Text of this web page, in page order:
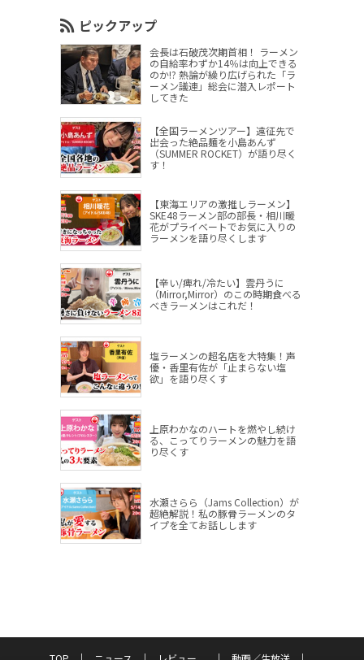
ピックアップ
会長は石破茂次期首相！ ラーメン
の自給率わずか14％は向上できる
のか!? 熱論が繰り広げられた「ラ
ーメン議連」総会に潜入レポート
してきた
【全国ラーメンツアー】遠征先で
出会った絶品麺を小島あんず
（SUMMER ROCKET）が語り尽く
す！
【東海エリアの激推しラーメン】
SKE48ラーメン部の部長・相川暖
花がプライベートでお気に入りの
ラーメンを語り尽くします
【辛い/痺れ/冷たい】雲丹うに
（Mirror,Mirror）のこの時期食べる
べきラーメンはこれだ！
塩ラーメンの超名店を大特集！声
優・香里有佐が「止まらない塩
欲」を語り尽くす
上原わかなのハートを燃やし続け
る、こってりラーメンの魅力を語
り尽くす
水瀬さらら（Jams Collection）が
超絶解説！私の豚骨ラーメンのタ
イプを全てお話しします